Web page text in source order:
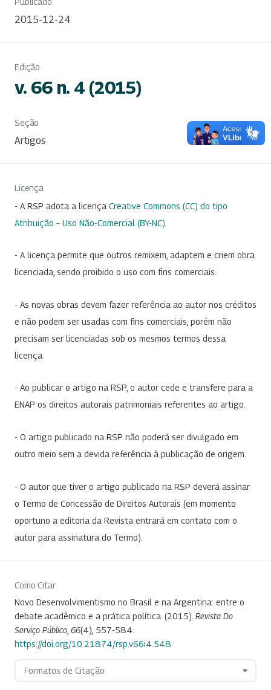
2015-12-24
Edição
v. 66 n. 4 (2015)
Seção
Artigos
Licença
- A RSP adota a licença Creative Commons (CC) do tipo
Atribuição – Uso Não-Comercial (BY-NC)
- A licença permite que outros remixem, adaptem e criem obra
licenciada, sendo proibido o uso com fins comerciais.
- As novas obras devem fazer referência ao autor nos créditos
e não podem ser usadas com fins comerciais, porém não
precisam ser licenciadas sob os mesmos termos dessa
licença.
- Ao publicar o artigo na RSP, o autor cede e transfere para a
ENAP os direitos autorais patrimoniais referentes ao artigo.
- O artigo publicado na RSP não poderá ser divulgado em
outro meio sem a devida referência à publicação de origem.
- O autor que tiver o artigo publicado na RSP deverá assinar
o Termo de Concessão de Direitos Autorais (em momento
oportuno a editoria da Revista entrará em contato com o
autor para assinatura do Termo).
Como Citar
Novo Desenvolvimentismo no Brasil e na Argentina: entre o
debate acadêmico e a prática política. (2015). Revista Do
Serviço Público 66(4), 557-584.
https://doi.org/10.21874/rsp.v66i4.548
Formatos de Citação